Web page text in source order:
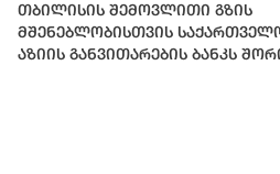
თბილისის შემოვლითი გზის
მშენებლობისთვის
აზიის განვითარების ბანკს